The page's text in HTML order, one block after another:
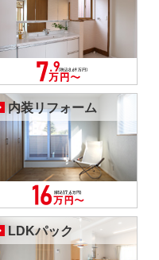
内装リフォーム
LDKパック